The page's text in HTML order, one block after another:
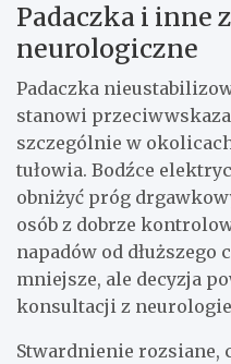
Padaczka i inne
neurologiczne
Padaczka
stanowi
szczególnie w
tułowia. Bodźce
obniżyć próg
osób z dobrze
napadów od dłuższego
mniejsze, ale decyzja
konsultacji z
Stwardnienie rozsiane,